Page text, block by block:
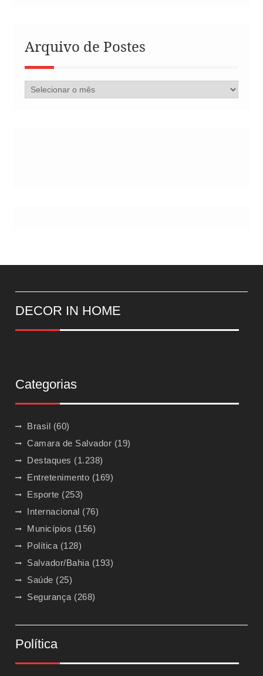
Arquivo de Postes
Arquivo
de
DECOR IN HOME
Categorias
Brasil (60)
Camara de Salvador (19)
Destaques (1.238)
Entretenimento (169)
Esporte (253)
Internacional (76)
Municípios (156)
Política (128)
Salvador/Bahia (193)
Saúde (25)
Segurança (268)
Política